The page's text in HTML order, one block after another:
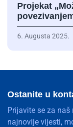
Projekat
6. Augusta 2025.
Ostanite u
Prijavite se za
najnovije vijesti,